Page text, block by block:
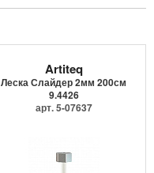
Artiteq
Леска Слайдер 2мм 200см
9.4426
арт. 5-07637